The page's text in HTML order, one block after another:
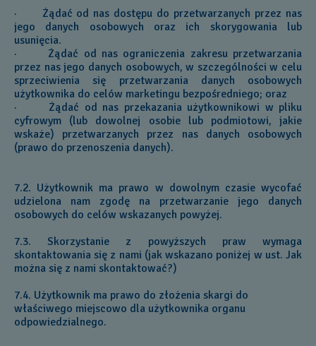
· Żądać od nas dostępu do przetwarzanych przez nas
jego danych osobowych oraz ich skorygowania lub
usunięcia.
· Żądać od nas ograniczenia zakresu przetwarzania
przez nas jego danych osobowych, w szczególności w celu
sprzeciwienia się przetwarzania danych osobowych
użytkownika do celów marketingu bezpośredniego; oraz
· Żądać od nas przekazania użytkownikowi w pliku
cyfrowym (lub dowolnej osobie lub podmiotowi, jakie
wskaże) przetwarzanych przez nas danych osobowych
(prawo do przenoszenia danych).
7.2. Użytkownik ma prawo w dowolnym czasie wycofać
udzielona nam zgodę na przetwarzanie jego danych
osobowych do celów wskazanych powyżej.
7.3. Skorzystanie z powyższych praw wymaga
skontaktowania się z nami (jak wskazano poniżej w ust. Jak
można się z nami skontaktować?)
7.4. Użytkownik ma prawo do złożenia skargi do
właściwego miejscowo dla użytkownika organu
odpowiedzialnego.